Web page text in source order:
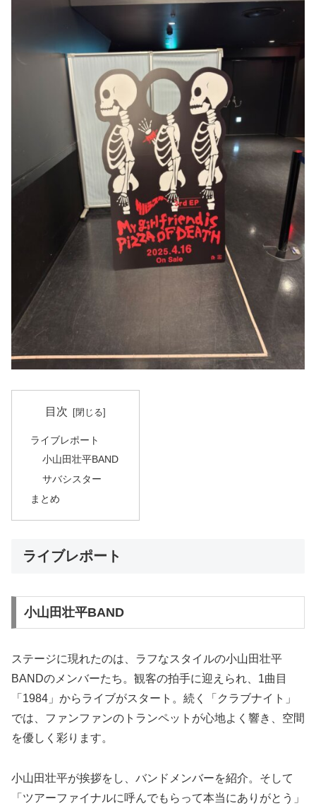
目次
ライブレポート
小山田壮平BAND
サバシスター
まとめ
ライブレポート
小山田壮平BAND
ステージに現れたのは、ラフなスタイルの小山田壮平
BANDのメンバーたち。観客の拍手に迎えられ、1曲目
「1984」からライブがスタート。続く「クラブナイト」
では、ファンファンのトランペットが心地よく響き、空間
を優しく彩ります。
小山田壮平が挨拶をし、バンドメンバーを紹介。そして
「ツアーファイナルに呼んでもらって本当にありがとう」